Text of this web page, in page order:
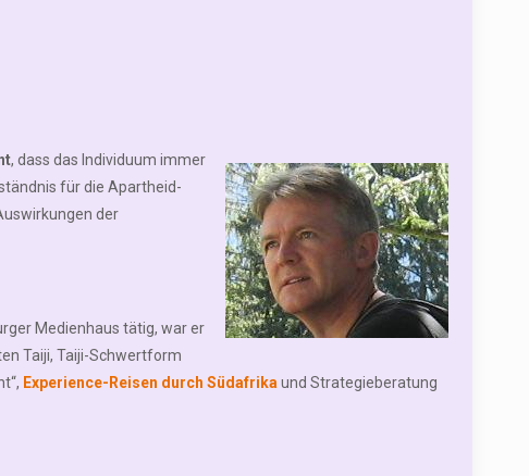
, dass das Individuum immer
für die Apartheid-
der
Medienhaus tätig, war er
Taiji, Taiji-Schwertform
Experience-Reisen durch Südafrika und Strategieberatung